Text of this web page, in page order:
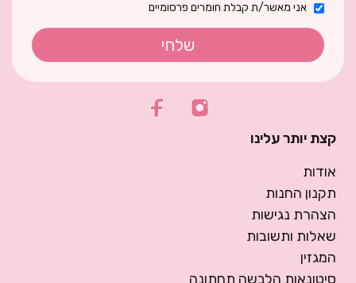
אני מאשר/ת קבלת חומרים פרסומיים
שלחי
קצת יותר עלינו
אודות
תקנון החנות
הצהרת נגישות
שאלות ותשובות
המגזין
סיטונאות הלבשה תחתונה